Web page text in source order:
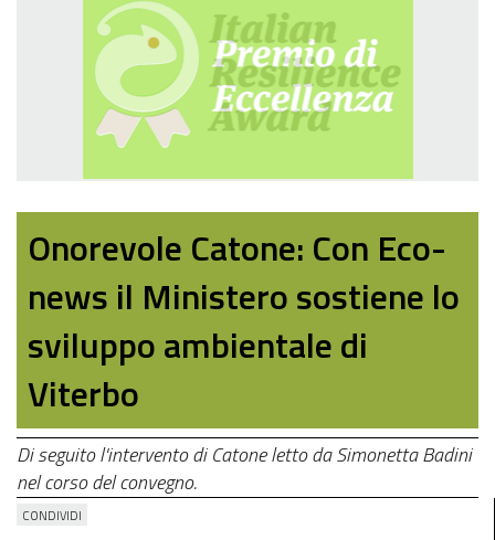
Onorevole Catone: Con Eco-
news il Ministero sostiene lo
sviluppo ambientale di
Viterbo
Di seguito l'intervento di Catone letto da Simonetta Badini
nel corso del convegno.
CONDIVIDI